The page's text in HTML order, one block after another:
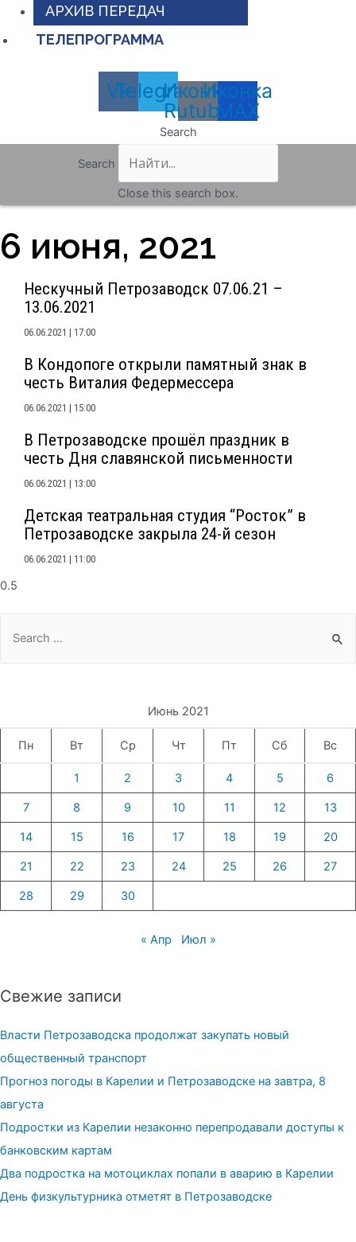
АРХИВ ПЕРЕДАЧ
ТЕЛЕПРОГРАММА
Vk
Telegram
Иконка
Rutube
Иконка
MAX
Search
Search
Close this search box.
6 июня, 2021
Нескучный Петрозаводск 07.06.21 –
13.06.2021
06.06.2021 17:00
В Кондопоге открыли памятный знак в
честь Виталия Федермессера
06.06.2021 15:00
В Петрозаводске прошёл праздник в
честь Дня славянской письменности
06.06.2021 13:00
Детская театральная студия “Росток” в
Петрозаводске закрыла 24-й сезон
06.06.2021 11:00
Июнь 2021
Пн Вт Ср Чт Пт Сб Вс
1 2 3 4 5 6
7 8 9 10 11 12 13
14 15 16 17 18 19 20
21 22 23 24 25 26 27
28 29 30
« Апр Июл »
Свежие записи
Власти Петрозаводска продолжат закупать новый
общественный транспорт
Прогноз погоды в Карелии и Петрозаводске на завтра, 8
августа
Подростки из Карелии незаконно перепродавали доступы к
банковским картам
Два подростка на мотоциклах попали в аварию в Карелии
День физкультурника отметят в Петрозаводске